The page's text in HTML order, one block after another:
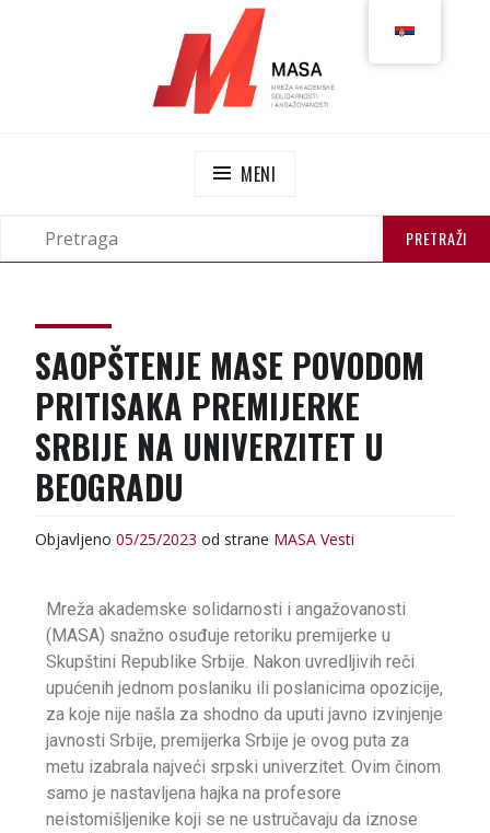
ANGAŽOVANOSTI
MENI
SAOPŠTENJE MASE POVODOM
PRITISAKA PREMIJERKE
SRBIJE NA UNIVERZITET U
BEOGRADU
Objavljeno 05/25/2023 od strane MASA Vesti
Mreža akademske solidarnosti i angažovanosti
(MASA) snažno osuđuje retoriku premijerke u
Skupštini Republike Srbije. Nakon uvredljivih reči
upućenih jednom poslaniku ili poslanicima opozicije,
za koje nije našla za shodno da uputi javno izvinjenje
javnosti Srbije, premijerka Srbije je ovog puta za
metu izabrala najveći srpski univerzitet. Ovim činom
samo je nastavljena hajka na profesore
neistomišljenike koji se ne ustručavaju da iznose